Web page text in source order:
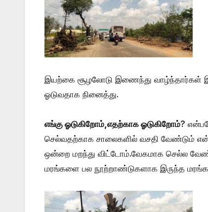
இயற்கை சூழலோடு இணைந்து வாழ்ந்தார்கள்
ஓடுவதாக நினைத்து.
எங்கு ஓடுகிறோம்,எதற்காக ஓடுகிறோம்?
செல்வதற்காக சாலைகளில் வசதி வேண்டும்
ஒன்றை மறந்து விட்டோம்.வேகமாக செல்ல
மரங்களை பல நூற்றாண்டுகளாக இருந்த